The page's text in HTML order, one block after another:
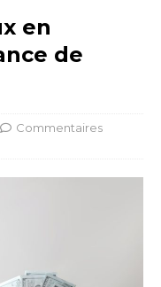
en
de
Commentaires